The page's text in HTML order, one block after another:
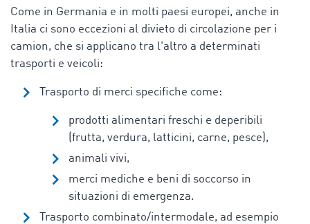
Come in Germania e in molti paesi europei, anche in
Italia ci sono eccezioni al divieto di circolazione per i
camion, che si applicano tra l'altro a determinati
trasporti e veicoli:
Trasporto di merci specifiche come:
prodotti alimentari freschi e deperibili
(frutta, verdura, latticini, carne, pesce),
animali vivi,
merci mediche e beni di soccorso in
situazioni di emergenza.
Trasporto combinato/intermodale, ad esempio